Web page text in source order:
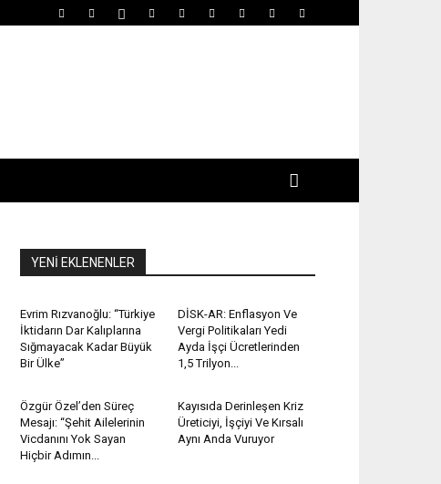
YENİ EKLENENLER
Evrim Rızvanoğlu: “Türkiye
İktidarın Dar Kalıplarına
Sığmayacak Kadar Büyük
Bir Ülke”
DİSK-AR: Enflasyon Ve
Vergi Politikaları Yedi
Ayda İşçi Ücretlerinden
1,5 Trilyon...
Özgür Özel’den Süreç
Mesajı: “Şehit Ailelerinin
Vicdanını Yok Sayan
Hiçbir Adımın...
Kayısıda Derinleşen Kriz
Üreticiyi, İşçiyi Ve Kırsalı
Aynı Anda Vuruyor